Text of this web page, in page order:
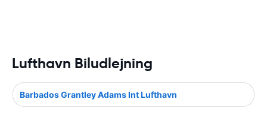
Lufthavn Biludlejning
Barbados Grantley Adams Int Lufthavn